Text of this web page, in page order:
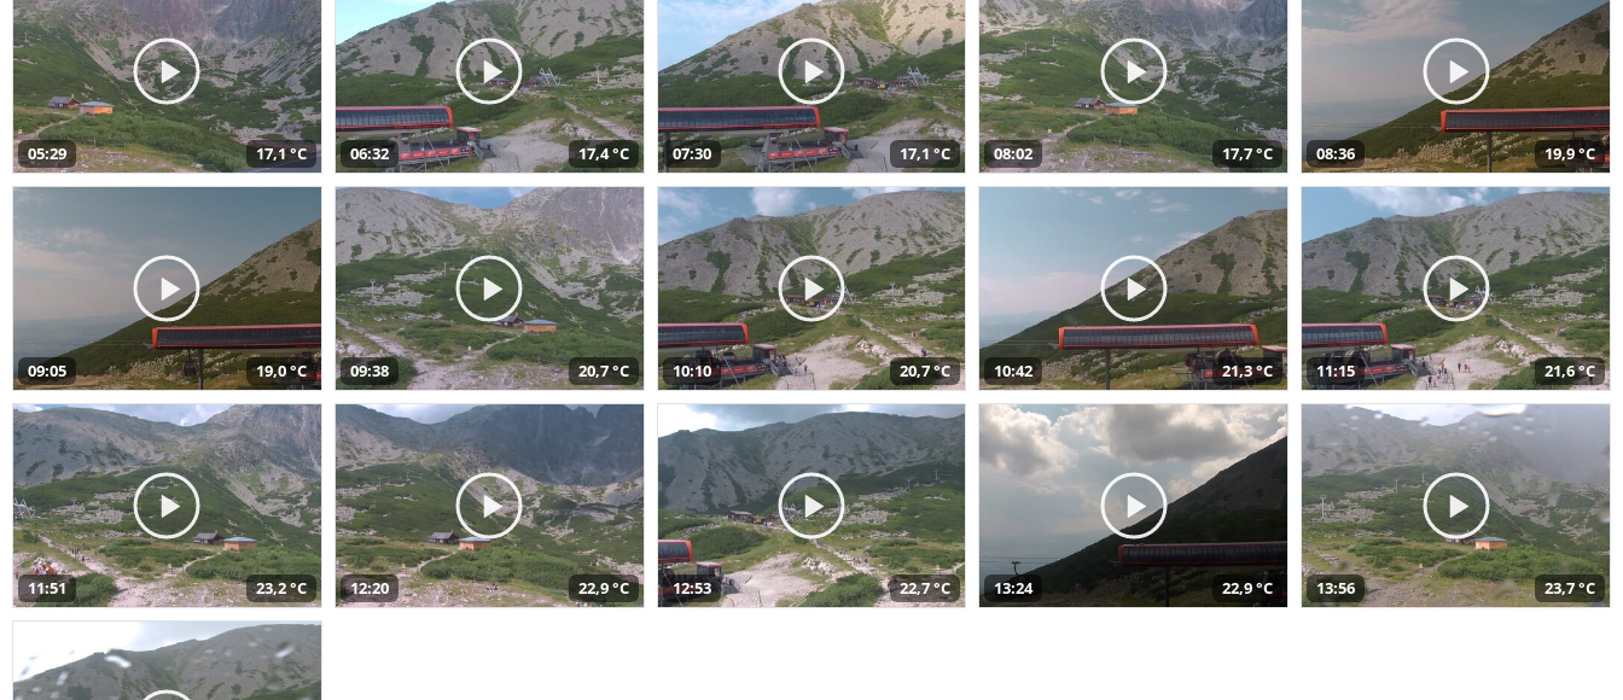
05:29 17,1 °C 06:32 17,4 °C 07:30 17,1 °C 08:02 17,7 °C 08:36 19,9 °C
09:05 19,0 °C 09:38 20,7 °C 10:10 20,7 °C 10:42 21,3 °C 11:15 21,6 °C
11:51 23,2 °C 12:20 22,9 °C 12:53 22,7 °C 13:24 22,9 °C 13:56 23,7 °C